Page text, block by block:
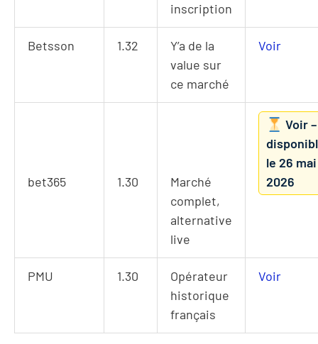
inscription
Betsson 1.32
Y’a de la
value sur
ce marché
Voir
bet365 1.30
Marché
complet,
alternative
live
Voir –
le 26 mai
2026
PMU 1.30
Opérateur
historique
français
Voir